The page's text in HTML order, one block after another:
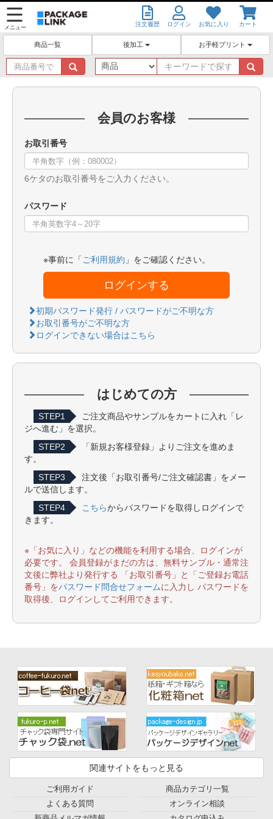
メニュー 注文履歴 ログイン お気に入り カート
商品一覧 後加工 お手軽プリント
商
品
番
キ
ー
ワ
会員のお客様
お取引番号
6ケタのお取引番号をご入力ください。
パスワード
※事前に「 ご利用規約 」をご確認ください。
ログインする
初期パスワード発行 / パスワードがご不明な方
お取引番号がご不明な方
ログインできない場合はこちら
はじめての方
STEP1
ご注文商品やサンプルをカートに入れ「レ
ジへ進む」を選択。
STEP2
「新規お客様登録」よりご注文を進めま
す。
STEP3
注文後「お取引番号/ご注文確認書」をメー
ルで送信します。
STEP4
こちらからパスワードを取得しログインで
きます。
※「お気に入り」などの機能を利用する場合、ログインが
必要です。 会員登録がまだの方は、無料サンプル・通常注
文後に弊社より発行する 「お取引番号」と「ご登録お電話
番号」をパスワード問合せフォームに入力し パスワードを
取得後、ログインしてご利用できます。
関連サイトをもっと見る
ご利用ガイド
よくある質問
商品カテゴリ一覧
オンライン相談